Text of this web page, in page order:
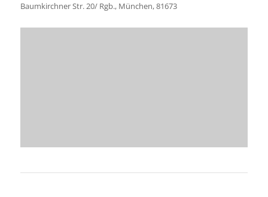
Baumkirchner Str. 20/ Rgb., München, 81673